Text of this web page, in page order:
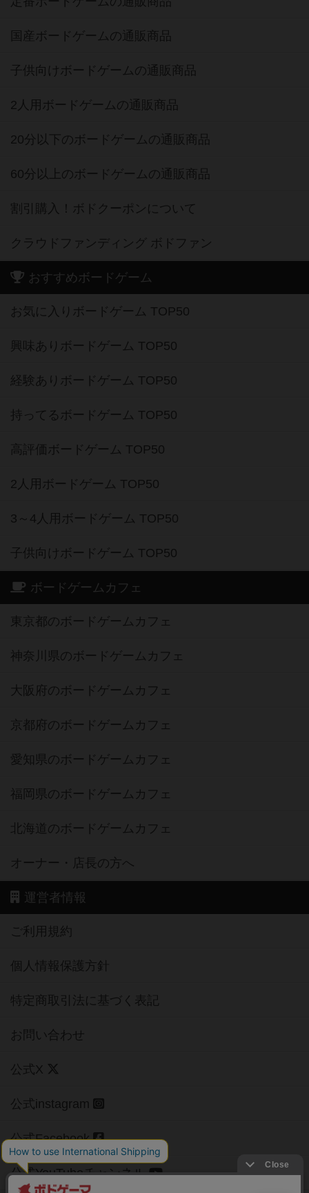
国産ボードゲームの通販商品
子供向けボードゲームの通販商品
2人用ボードゲームの通販商品
20分以下のボードゲームの通販商品
60分以上のボードゲームの通販商品
割引購入！ボドクーポンについて
クラウドファンディング ボドファン
おすすめボードゲーム
お気に入りボードゲーム TOP50
興味ありボードゲーム TOP50
経験ありボードゲーム TOP50
持ってるボードゲーム TOP50
高評価ボードゲーム TOP50
2人用ボードゲーム TOP50
3～4人用ボードゲーム TOP50
子供向けボードゲーム TOP50
ボードゲームカフェ
東京都のボードゲームカフェ
神奈川県のボードゲームカフェ
大阪府のボードゲームカフェ
京都府のボードゲームカフェ
愛知県のボードゲームカフェ
福岡県のボードゲームカフェ
北海道のボードゲームカフェ
オーナー・店長の方へ
運営者情報
ご利用規約
個人情報保護方針
特定商取引法に基づく表記
お問い合わせ
公式X
公式instagram
公式Facebook
公式YouTubeチャンネル